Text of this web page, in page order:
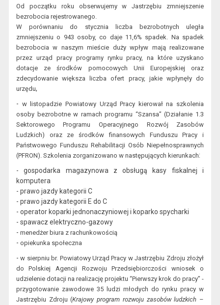
Od początku roku obserwujemy w Jastrzębiu zmniejszenie
bezrobocia rejestrowanego.
W porównaniu do stycznia liczba bezrobotnych uległa
zmniejszeniu o 943 osoby, co daje 11,6% spadek. Na spadek
bezrobocia w naszym mieście duży wpływ mają realizowane
przez urząd pracy programy rynku pracy, na które uzyskano
dotacje ze środków pomocowych Unii Europejskiej oraz
zdecydowanie większa liczba ofert pracy, jakie wpłynęły do
urzędu,
- wlistopadzie Powiatowy Urząd Pracy kierował na szkolenia
osoby bezrobotne w ramach programu “Szansa” (Działanie 1.3
Sektorowego Programu Operacyjnego Rozwój Zasobów
Ludzkich) oraz ze środków finansowych Funduszu Pracy i
Państwowego Funduszu Rehabilitacji Osób Niepełnosprawnych
(PFRON). Szkolenia zorganizowano w następujących kierunkach:
- gospodarka magazynowa z obsługą kasy fiskalnej i
komputera
- prawo jazdy kategorii C
- prawo jazdy kategorii E do C
- operator koparki jednonaczyniowej i koparko spycharki
- spawacz elektryczno-gazowy
- menedżer biura z rachunkowością
- opiekunka społeczna
-w sierpniu br. Powiatowy Urząd Pracy w Jastrzębiu Zdroju złożył
do Polskiej Agencji Rozwoju Przedsiębiorczości wniosek o
udzielenie dotacji na realizację projektu “Pierwszy krok do pracy” -
przygotowanie zawodowe 35 ludzi młodych do rynku pracy w
Jastrzębiu Zdroju (Krajowy program rozwoju zasobów ludzkich –